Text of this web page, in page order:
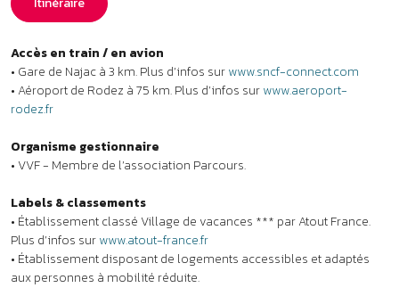
Itinéraire
Accès en train / en avion
• Gare de Najac à 3 km. Plus d’infos sur www.sncf-connect.com
• Aéroport de Rodez à 75 km. Plus d’infos sur www.aeroport-
rodez.fr
Organisme gestionnaire
• VVF - Membre de l’association Parcours.
Labels & classements
• Établissement classé Village de vacances *** par Atout France.
Plus d’infos sur www.atout-france.fr
• Établissement disposant de logements accessibles et adaptés
aux personnes à mobilité réduite.